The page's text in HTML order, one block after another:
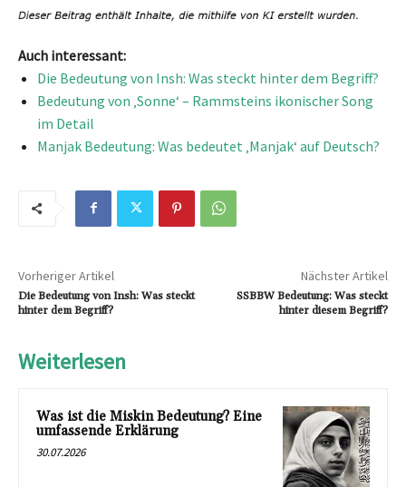
Auch interessant:
Die Bedeutung von Insh: Was steckt hinter dem Begriff?
Bedeutung von ‚Sonne‘ – Rammsteins ikonischer Song
im Detail
Manjak Bedeutung: Was bedeutet ‚Manjak‘ auf Deutsch?
Vorheriger Artikel
Die Bedeutung von Insh: Was steckt
hinter dem Begriff?
Nächster Artikel
SSBBW Bedeutung: Was steckt
hinter diesem Begriff?
Weiterlesen
Was ist die Miskin Bedeutung? Eine
umfassende Erklärung
30.07.2026